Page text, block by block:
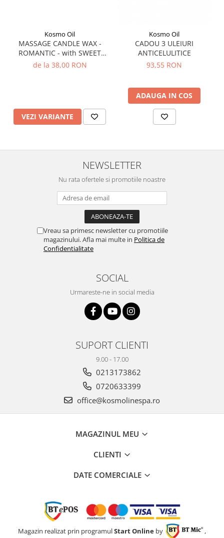
Kosmo Oil
MASSAGE CANDLE WAX -
ROMANTIC - with SWEET
ALMOND & SHEA BUTTER
de la 38,00 RON
VEZI VARIANTE
Kosmo Oil
CADOU 3 ULEIURI
ANTICELULITICE
93,55 RON
ADAUGA IN COS
NEWSLETTER
Nu rata ofertele si promotiile noastre
Vreau sa primesc newsletter cu promotiile
magazinului. Afla mai multe in Politica de
Confidentialitate
SOCIAL
Urmareste-ne in social media
SUPORT CLIENTI
9.00 - 17.00
0213173862
0720633399
office@kosmolinespa.ro
MAGAZINUL MEU
CLIENTI
DATE COMERCIALE
Magazin realizat prin programulStart Online by ,